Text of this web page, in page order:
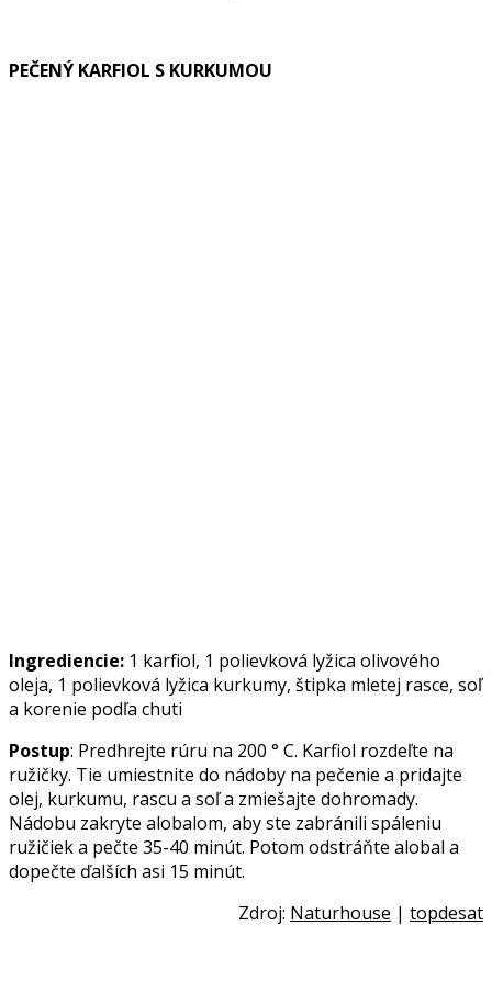
PEČENÝ KARFIOL S KURKUMOU
Ingrediencie: 1 karfiol, 1 polievková lyžica olivového
oleja, 1 polievková lyžica kurkumy, štipka mletej rasce, soľ
a korenie podľa chuti
Postup: Predhrejte rúru na 200 ° C. Karfiol rozdeľte na
ružičky. Tie umiestnite do nádoby na pečenie a pridajte
olej, kurkumu, rascu a soľ a zmiešajte dohromady.
Nádobu zakryte alobalom, aby ste zabránili spáleniu
ružičiek a pečte 35-40 minút. Potom odstráňte alobal a
dopečte ďalších asi 15 minút.
Zdroj: Naturhouse | topdesat